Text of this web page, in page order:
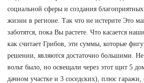
социальной сферы и создания
жизни в регионе. Так что не истерите Это
заботятся, пока Вы растете. Что касается
как считает Грибов, эти суммы, которые
решении, являются достаточно большими. Не
вольт было, но освещали через этот щит 5
дачном участке и 3 соседских), плюс